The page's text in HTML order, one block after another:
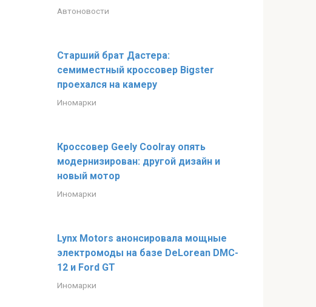
Автоновости
Старший брат Дастера:
семиместный кроссовер Bigster
проехался на камеру
Иномарки
Кроссовер Geely Coolray опять
модернизирован: другой дизайн и
новый мотор
Иномарки
Lynx Motors анонсировала мощные
электромоды на базе DeLorean DMC-
12 и Ford GT
Иномарки